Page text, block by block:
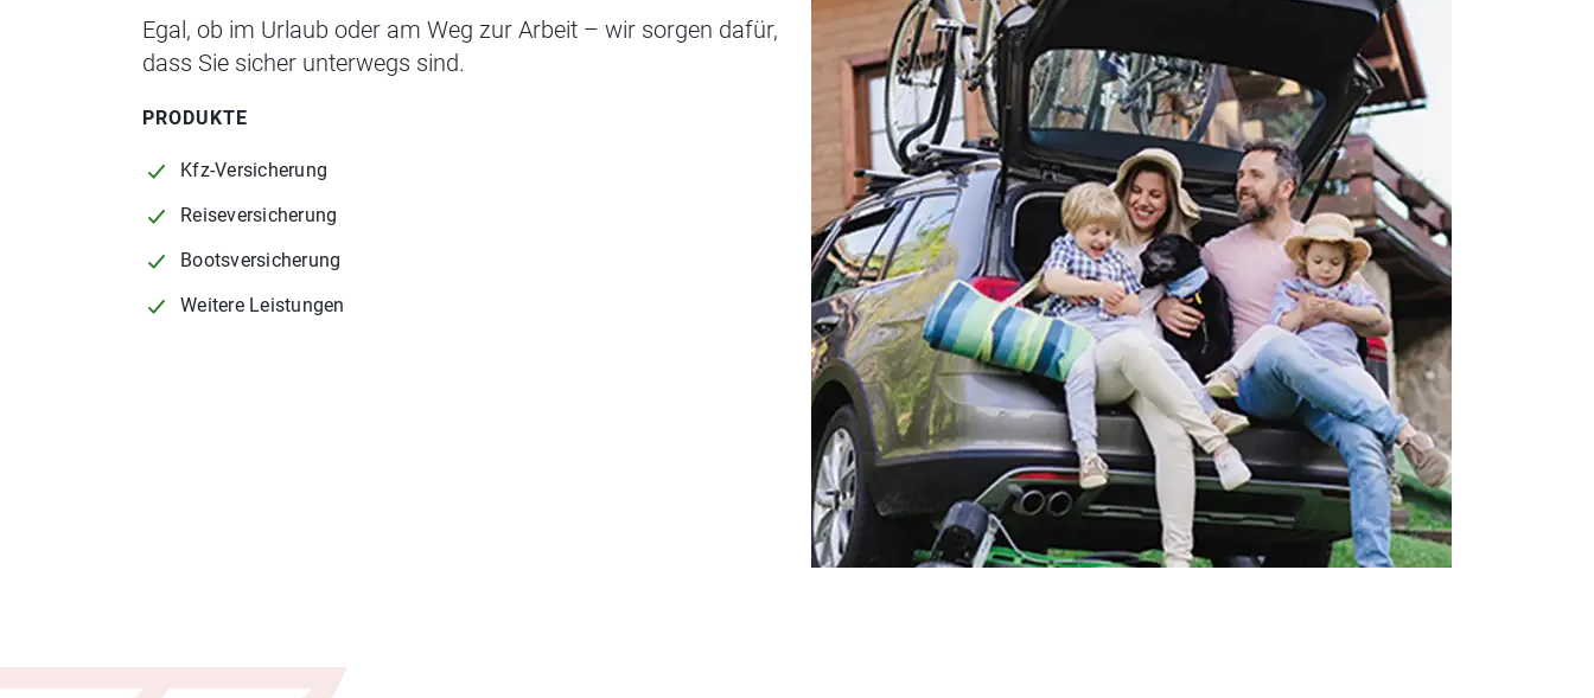
Egal, ob im Urlaub oder am Weg zur Arbeit – wir sorgen dafür,
dass Sie sicher unterwegs sind.
PRODUKTE
Kfz-Versicherung
Reiseversicherung
Bootsversicherung
Weitere Leistungen